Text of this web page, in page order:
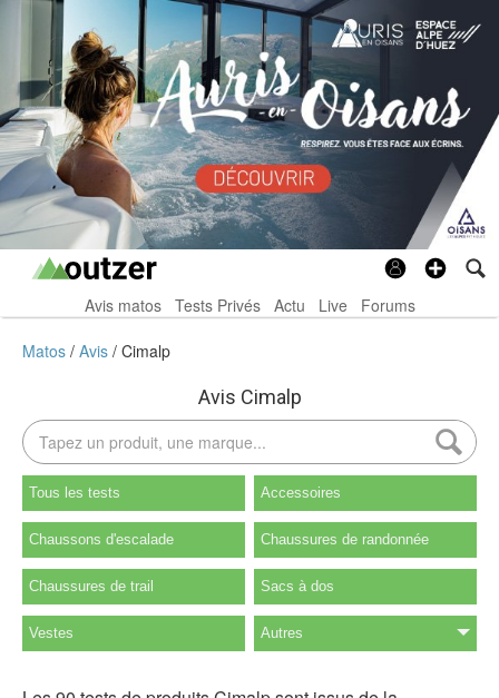
Avis matos Tests Privés Actu Live Forums
Matos Avis Cimalp
Avis Cimalp
Tous les tests Accessoires
Chaussons d'escalade Chaussures de randonnée
Chaussures de trail Sacs à dos
Vestes Autres